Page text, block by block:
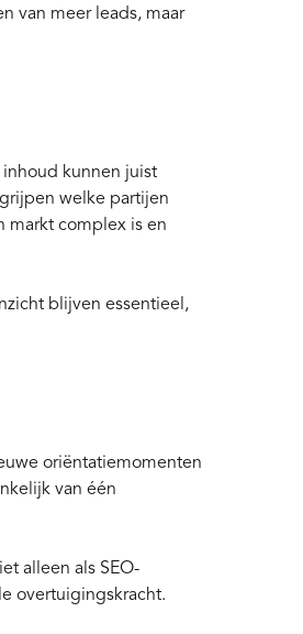
van meer leads, maar
kunnen juist
welke partijen
markt complex is en
blijven essentieel,
oriëntatiemomenten
van één
alleen als SEO-
overtuigingskracht.